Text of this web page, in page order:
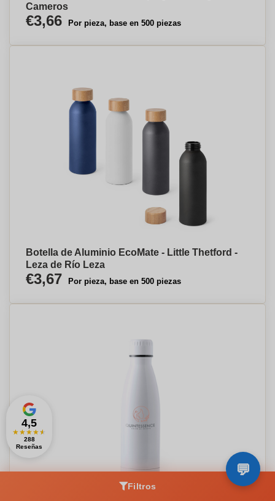
Cameros
€3,66 Por pieza, base en 500 piezas
Botella de Aluminio EcoMate - Little Thetford -
Leza de Río Leza
€3,67 Por pieza, base en 500 piezas
Filtros
4,5
★★★★★
288
Reseñas